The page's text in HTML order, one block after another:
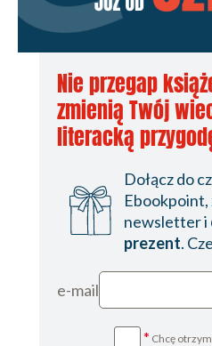
Nie przegap
zmienią Twój
literacką
Dołącz do
Ebookpoint,
newsletter i
prezent.
e-mail
* Chcę